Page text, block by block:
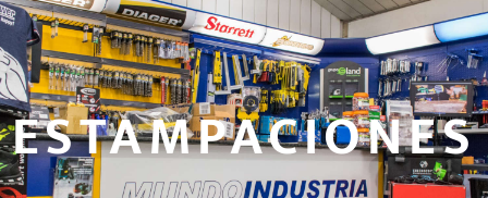
ESTAMPACIONES